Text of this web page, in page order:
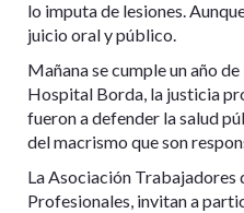
lo imputa de lesiones.
juicio oral y público.
Mañana se cumple un año
Hospital Borda, la justicia
fueron a defender la salud
del macrismo que son
La Asociación Trabajadores
Profesionales, invitan a